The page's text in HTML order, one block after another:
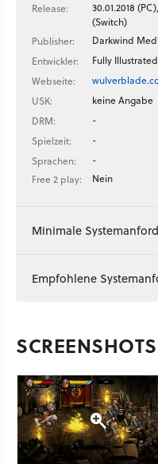
Release:
30.01.2018
(Switch)
Publisher:
Darkwind
Entwickler:
Fully Illustrated
Webseite:
USK:
keine Angabe
DRM:
-
Spielzeit:
-
Sprachen:
-
Free 2 play:
Nein
Minimale
Empfohlene
SCREENSHOTS